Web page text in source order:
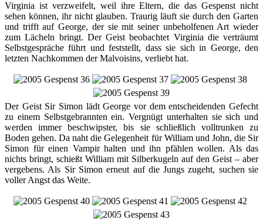
Virginia ist verzweifelt, weil ihre Eltern, die das Gespenst nicht
sehen können, ihr nicht glauben. Traurig läuft sie durch den Garten
und trifft auf George, der sie mit seiner unbeholfenen Art wieder
zum Lächeln bringt. Der Geist beobachtet Virginia die verträumt
Selbstgespräche führt und feststellt, dass sie sich in George, den
letzten Nachkommen der Malvoisins, verliebt hat.
Der Geist Sir Simon lädt George vor dem entscheidenden Gefecht
zu einem Selbstgebrannten ein. Vergnügt unterhalten sie sich und
werden immer beschwipster, bis sie schließlich volltrunken zu
Boden gehen. Da naht die Gelegenheit für William und John, die Sir
Simon für einen Vampir halten und ihn pfählen wollen. Als das
nichts bringt, schießt William mit Silberkugeln auf den Geist – aber
vergebens. Als Sir Simon erneut auf die Jungs zugeht, suchen sie
voller Angst das Weite.